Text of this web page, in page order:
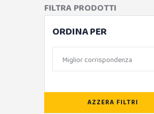
FILTRA PRODOTTI
ORDINA PER
AZZERA FILTRI